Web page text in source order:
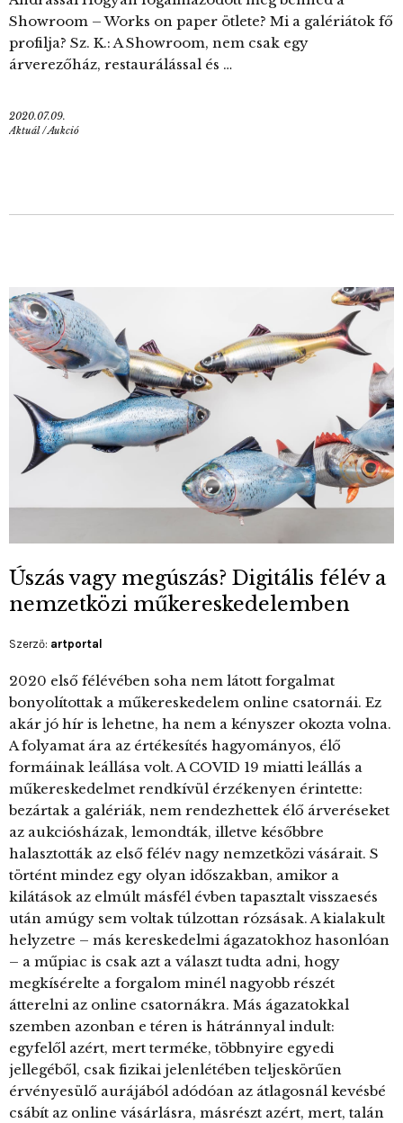
Showroom – Works on paper ötlete? Mi a galériátok fő
profilja? Sz. K.: A Showroom, nem csak egy
árverezőház, restaurálással és …
2020.07.09.
Aktuál/Aukció
Úszás vagy megúszás? Digitális félév a
nemzetközi műkereskedelemben
Szerző: artportal
2020 első félévében soha nem látott forgalmat
bonyolítottak a műkereskedelem online csatornái. Ez
akár jó hír is lehetne, ha nem a kényszer okozta volna.
A folyamat ára az értékesítés hagyományos, élő
formáinak leállása volt. A COVID 19 miatti leállás a
műkereskedelmet rendkívül érzékenyen érintette:
bezártak a galériák, nem rendezhettek élő árveréseket
az aukciósházak, lemondták, illetve későbbre
halasztották az első félév nagy nemzetközi vásárait. S
történt mindez egy olyan időszakban, amikor a
kilátások az elmúlt másfél évben tapasztalt visszaesés
után amúgy sem voltak túlzottan rózsásak. A kialakult
helyzetre – más kereskedelmi ágazatokhoz hasonlóan
– a műpiac is csak azt a választ tudta adni, hogy
megkísérelte a forgalom minél nagyobb részét
átterelni az online csatornákra. Más ágazatokkal
szemben azonban e téren is hátránnyal indult:
egyfelől azért, mert terméke, többnyire egyedi
jellegéből, csak fizikai jelenlétében teljeskörűen
érvényesülő aurájából adódóan az átlagosnál kevésbé
csábít az online vásárlásra, másrészt azért, mert, talán